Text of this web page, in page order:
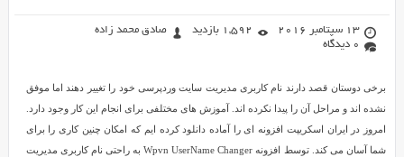
13 سپتامبر 2016 1,592 بازدید
صادق محمد زاده
0 دیدگاه
برخی دوستان قصد دارند نام کاربری مدیریت سایت وردپرسی خود را تغییر دهند اما موفق
نشده اند و مراحل آن را پیدا نکرده اند. آموزش های مختلفی برای انجام این کار وجود دارد.
امروز در ایران اسکریپت افزونه ای را آماده دانلود کرده ایم که امکان چنین کاری را برای
شما آسان می کند. توسط افزونه Wpvn UserName Changer به راحتی نام کاربری مدیریت